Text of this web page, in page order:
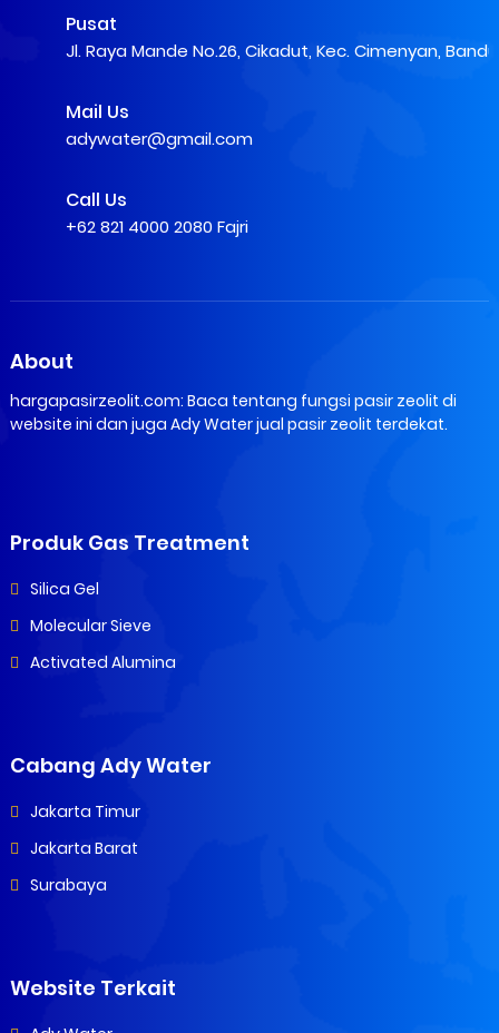
Pusat
Jl. Raya Mande No.26, Cikadut, Kec. Cimenyan,
Mail Us
adywater@gmail.com
Call Us
+62 821 4000 2080 Fajri
About
hargapasirzeolit.com: Baca tentang fungsi pasir zeolit di
website ini dan juga Ady Water jual pasir zeolit terdekat.
Produk Gas Treatment
Silica Gel
Molecular Sieve
Activated Alumina
Cabang Ady Water
Jakarta Timur
Jakarta Barat
Surabaya
Website Terkait